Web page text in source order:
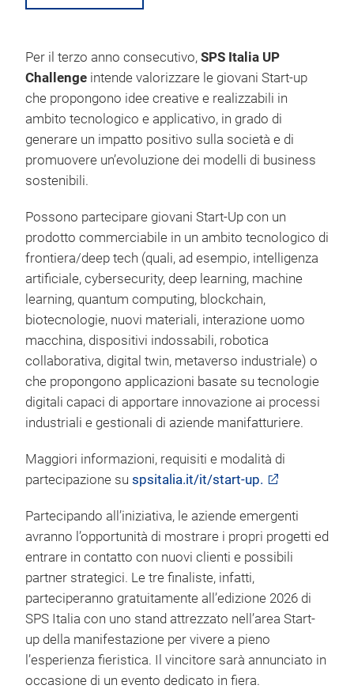
Per il terzo anno consecutivo, SPS Italia UP
Challenge intende valorizzare le giovani Start-up
che propongono idee creative e realizzabili in
ambito tecnologico e applicativo, in grado di
generare un impatto positivo sulla società e di
promuovere un’evoluzione dei modelli di business
sostenibili.
Possono partecipare giovani Start-Up con un
prodotto commerciabile in un ambito tecnologico di
frontiera/deep tech (quali, ad esempio, intelligenza
artificiale, cybersecurity, deep learning, machine
learning, quantum computing, blockchain,
biotecnologie, nuovi materiali, interazione uomo
macchina, dispositivi indossabili, robotica
collaborativa, digital twin, metaverso industriale) o
che propongono applicazioni basate su tecnologie
digitali capaci di apportare innovazione ai processi
industriali e gestionali di aziende manifatturiere.
Maggiori informazioni, requisiti e modalità di
partecipazione su spsitalia.it/it/start-up.
Partecipando all’iniziativa, le aziende emergenti
avranno l’opportunità di mostrare i propri progetti ed
entrare in contatto con nuovi clienti e possibili
partner strategici. Le tre finaliste, infatti,
parteciperanno gratuitamente all’edizione 2026 di
SPS Italia con uno stand attrezzato nell’area Start-
up della manifestazione per vivere a pieno
l’esperienza fieristica. Il vincitore sarà annunciato in
occasione di un evento dedicato in fiera.